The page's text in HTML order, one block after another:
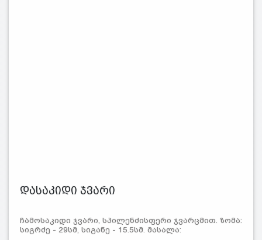
დასაკიდი ჯვარი
ჩამოსაკიდი ჯვარი, სპილენძისფერი ჯვარცმით. ზომა:
სიგრძე - 29სმ, სიგანე - 15.5სმ. მასალა: